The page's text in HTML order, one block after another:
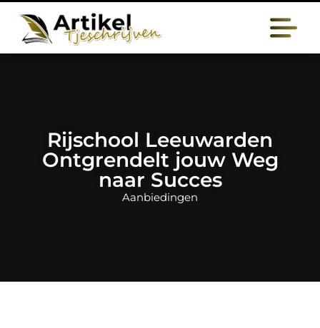
Rijschool Leeuwarden
Ontgrendelt jouw Weg
naar Succes
Aanbiedingen